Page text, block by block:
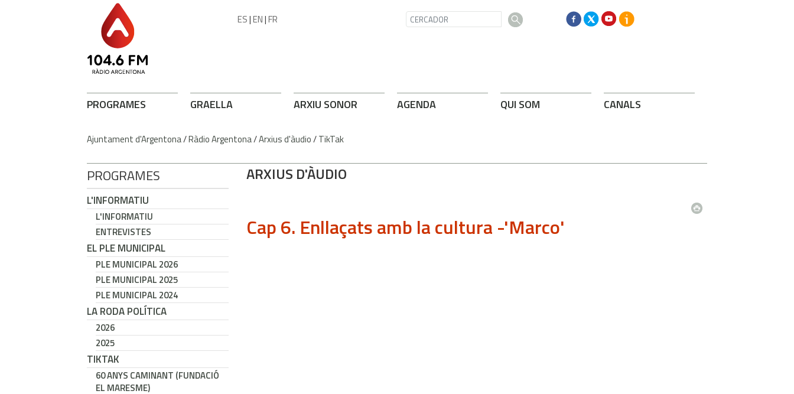
ES|EN|FR
PROGRAMES GRAELLA ARXIU SONOR AGENDA QUI SOM CANALS
Ajuntament d'Argentona/Ràdio Argentona/Arxius d'àudio/TikTak
PROGRAMES
L'INFORMATIU
L'INFORMATIU
ENTREVISTES
EL PLE MUNICIPAL
PLE MUNICIPAL 2026
PLE MUNICIPAL 2025
PLE MUNICIPAL 2024
LA RODA POLÍTICA
2026
2025
TIKTAK
60 ANYS CAMINANT (FUNDACIÓ
EL MARESME)
ARXIUS D'ÀUDIO
Cap 6. Enllaçats amb la cultura -'Marco'